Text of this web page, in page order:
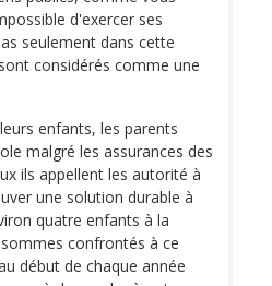
d'exercer ses
seulement dans cette
considérés comme une
enfants, les parents
malgré les assurances des
ils appellent les autorité à
une solution durable à
quatre enfants à la
confrontés à ce
début de chaque année